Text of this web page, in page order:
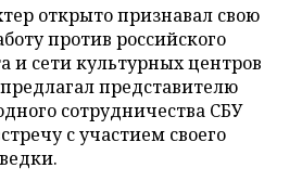
открыто признавал свою
против российского
и сети культурных центров
представителю
сотрудничества СБУ
с участием своего